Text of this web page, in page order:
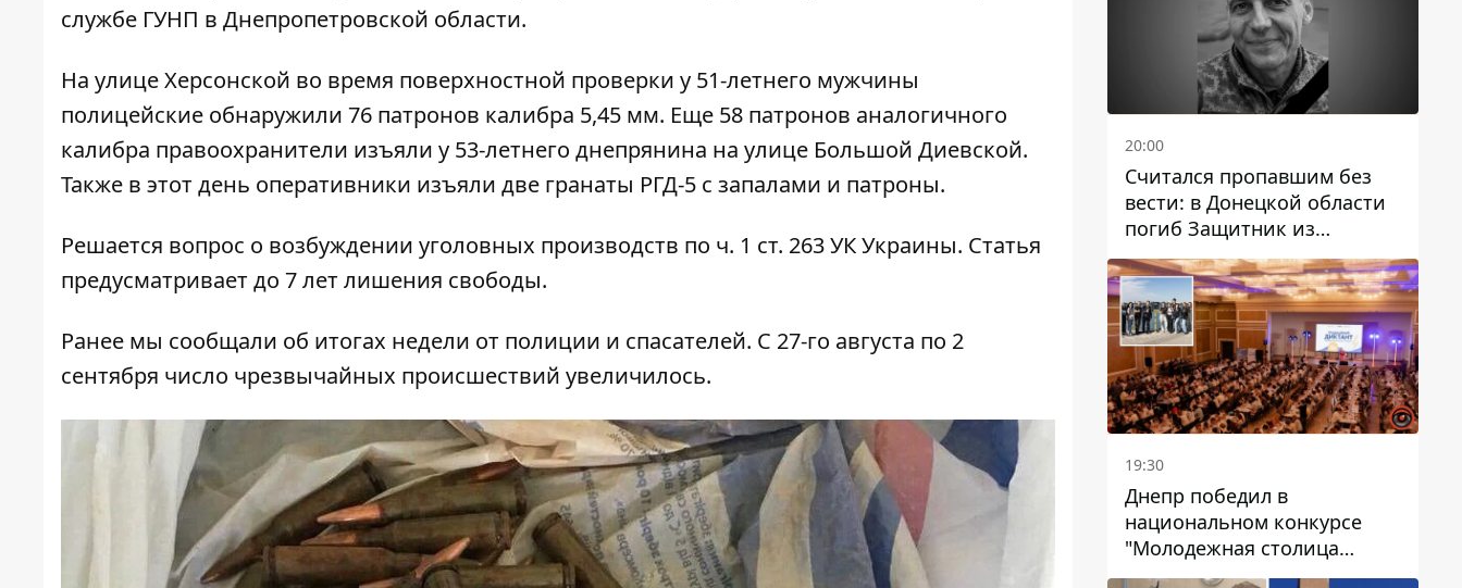
службе ГУНП в Днепропетровской области.
На улице Херсонской во время поверхностной проверки у 51-летнего мужчины
полицейские обнаружили 76 патронов калибра 5,45 мм. Еще 58 патронов аналогичного
калибра правоохранители изъяли у 53-летнего днепрянина на улице Большой Диевской.
Также в этот день оперативники изъяли две гранаты РГД-5 с запалами и патроны.
Решается вопрос о возбуждении уголовных производств по ч. 1 ст. 263 УК Украины. Статья
предусматривает до 7 лет лишения свободы.
Ранее мы сообщали об итогах недели от полиции и спасателей. С 27-го августа по 2
сентября число чрезвычайных происшествий увеличилось.
20:00
Считался пропавшим без
вести: в Донецкой области
погиб Защитник из
Каменского Антон
Красовский
19:30
Днепр победил в
национальном конкурсе
"Молодежная столица
Украины – 2026"